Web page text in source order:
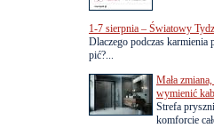
1-7 sierpnia – Światowy
Dlaczego podczas karmienia
pić?...
Mała
wymienić
Strefa
komforcie